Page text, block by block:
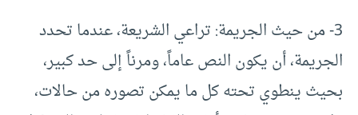
3- من حيث الجريمة: تراعي الشريعة، عندما تحدد
الجريمة، أن يكون النص عاماً، ومرناً إلى حد كبير،
بحيث ينطوي تحته كل ما يمكن تصوره من حالات،